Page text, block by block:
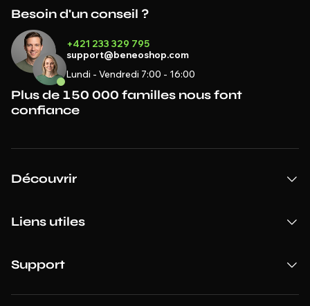
Besoin d'un conseil ?
+421 233 329 795
support@beneoshop.com
Lundi - Vendredi 7:00 - 16:00
Plus de 150 000 familles nous font
confiance
Découvrir
Liens utiles
Support